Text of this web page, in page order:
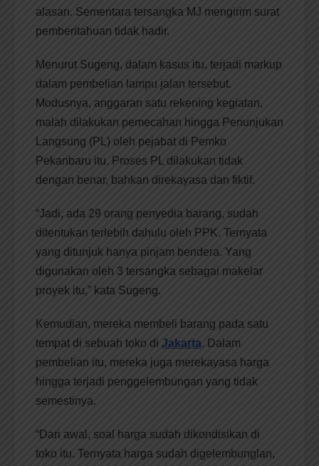
alasan. Sementara tersangka MJ mengirim surat
pemberitahuan tidak hadir.
Menurut Sugeng, dalam kasus itu, terjadi markup
dalam pembelian lampu jalan tersebut.
Modusnya, anggaran satu rekening kegiatan,
malah dilakukan pemecahan hingga Penunjukan
Langsung (PL) oleh pejabat di Pemko
Pekanbaru itu. Proses PL dilakukan tidak
dengan benar, bahkan direkayasa dan fiktif.
“Jadi, ada 29 orang penyedia barang, sudah
ditentukan terlebih dahulu oleh PPK. Ternyata
yang ditunjuk hanya pinjam bendera. Yang
digunakan oleh 3 tersangka sebagai makelar
proyek itu,” kata Sugeng.
Kemudian, mereka membeli barang pada satu
tempat di sebuah toko di Jakarta. Dalam
pembelian itu, mereka juga merekayasa harga
hingga terjadi penggelembungan yang tidak
semestinya.
“Dari awal, soal harga sudah dikondisikan di
toko itu. Ternyata harga sudah digelembunglan,